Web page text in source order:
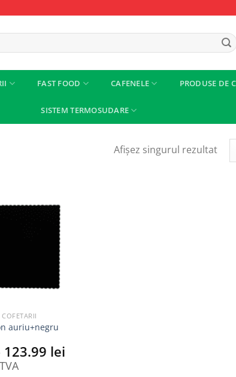
FAST FOOD CAFENELE PRODUSE DE
SISTEM TERMOSUDARE
Afișez singurul rezultat
Add to
wishlist
auriu+negru
123.99 lei